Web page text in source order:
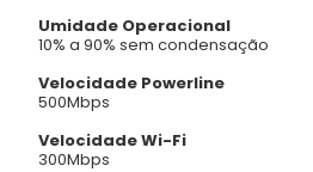
Umidade Operacional
10% a 90% sem condensação
Velocidade Powerline
500Mbps
Velocidade Wi-Fi
300Mbps